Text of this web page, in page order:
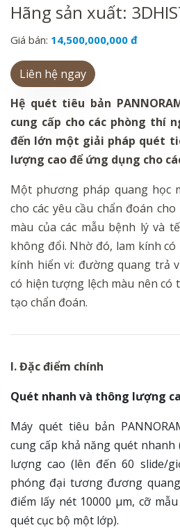
Hãng sản xuất:
Giá bán: 14,500,000,000 đ
Liên hệ ngay
Hệ quét tiêu bản
cung cấp cho các phòng thí
đến lớn một giải pháp quét
lượng cao để ứng dụng cho
Một phương pháp quang học
cho các yêu cầu chẩn đoán
màu của các mẫu bệnh lý và
không đổi. Nhờ đó, lam kính
kính hiển vi: đường quang trả
có hiện tượng lệch màu nên có
tạo chẩn đoán.
I. Đặc điểm chính
Quét nhanh và thông lượng
Máy quét tiêu bản
cung cấp khả năng quét nhanh
lượng cao (lên đến 60 slide/
phóng đại tương đương
điểm lấy nét 10000 μm, cỡ
quét cục bộ một lớp).